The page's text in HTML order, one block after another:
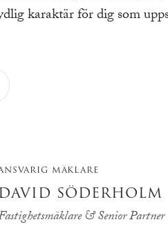
karaktär för dig som
MÄKLARE
DAVID SÖDERHOLM
& Senior Partner